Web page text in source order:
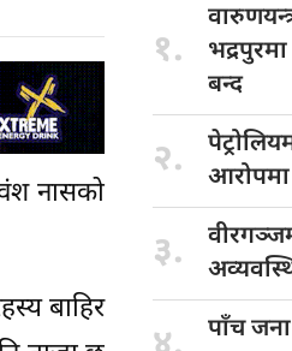
नासको
बाहिर
१.
बन्द
२.
आरोपमा
३.
पाँच जना